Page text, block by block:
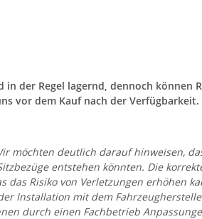
der Regel lagernd, dennoch können
vor dem Kauf nach der Verfügbarkeit.
möchten deutlich darauf hinweisen,
entstehen könnten. Die
Risiko von Verletzungen erhöhen
Installation mit dem
durch einen Fachbetrieb